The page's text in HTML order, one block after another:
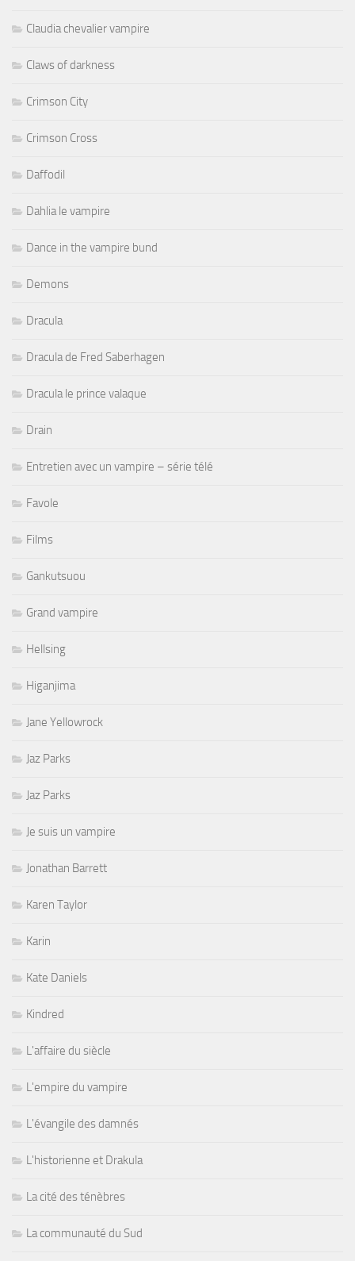
Claudia chevalier vampire
Claws of darkness
Crimson City
Crimson Cross
Daffodil
Dahlia le vampire
Dance in the vampire bund
Demons
Dracula
Dracula de Fred Saberhagen
Dracula le prince valaque
Drain
Entretien avec un vampire – série télé
Favole
Films
Gankutsuou
Grand vampire
Hellsing
Higanjima
Jane Yellowrock
Jaz Parks
Jaz Parks
Je suis un vampire
Jonathan Barrett
Karen Taylor
Karin
Kate Daniels
Kindred
L'affaire du siècle
L'empire du vampire
L'évangile des damnés
L'historienne et Drakula
La cité des ténèbres
La communauté du Sud